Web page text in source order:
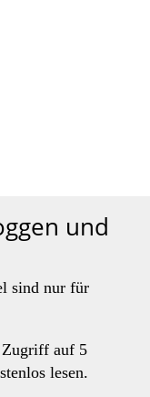
und
sind nur für
Zugriff auf 5
lesen.